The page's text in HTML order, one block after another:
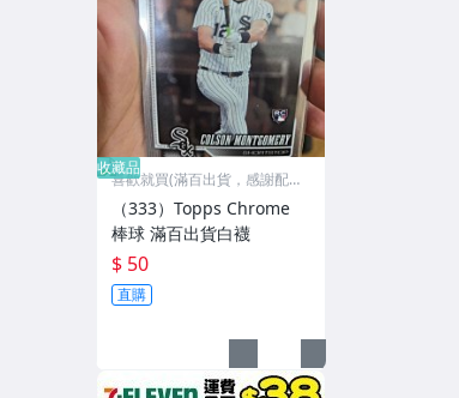
收藏品
喜歡就買(滿百出貨，感謝配
（333）Topps Chrome
棒球 滿百出貨白襪
$ 50
直購